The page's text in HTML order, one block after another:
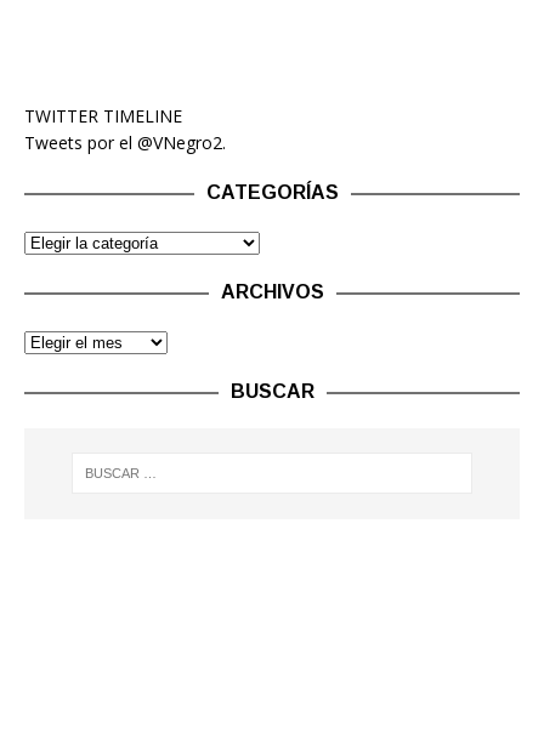
TWITTER TIMELINE
Tweets por el @VNegro2.
CATEGORÍAS
ARCHIVOS
BUSCAR